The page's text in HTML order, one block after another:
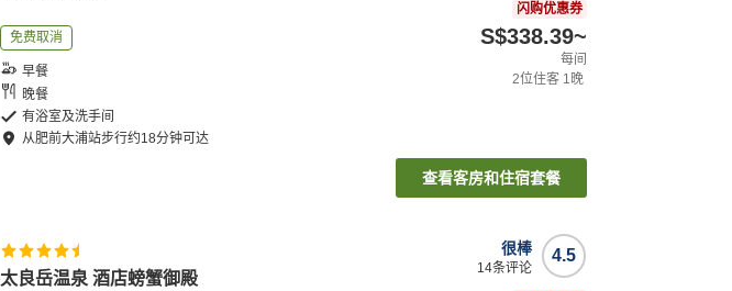
免费取消
早餐
晚餐
有浴室及洗手间
从肥前大浦站步行约18分钟可达
闪购优惠券
S$338.39~
每间
2位住客 1晚
查看客房和住宿套餐
太良岳温泉 酒店螃蟹御殿
4.5
很棒
14条评论